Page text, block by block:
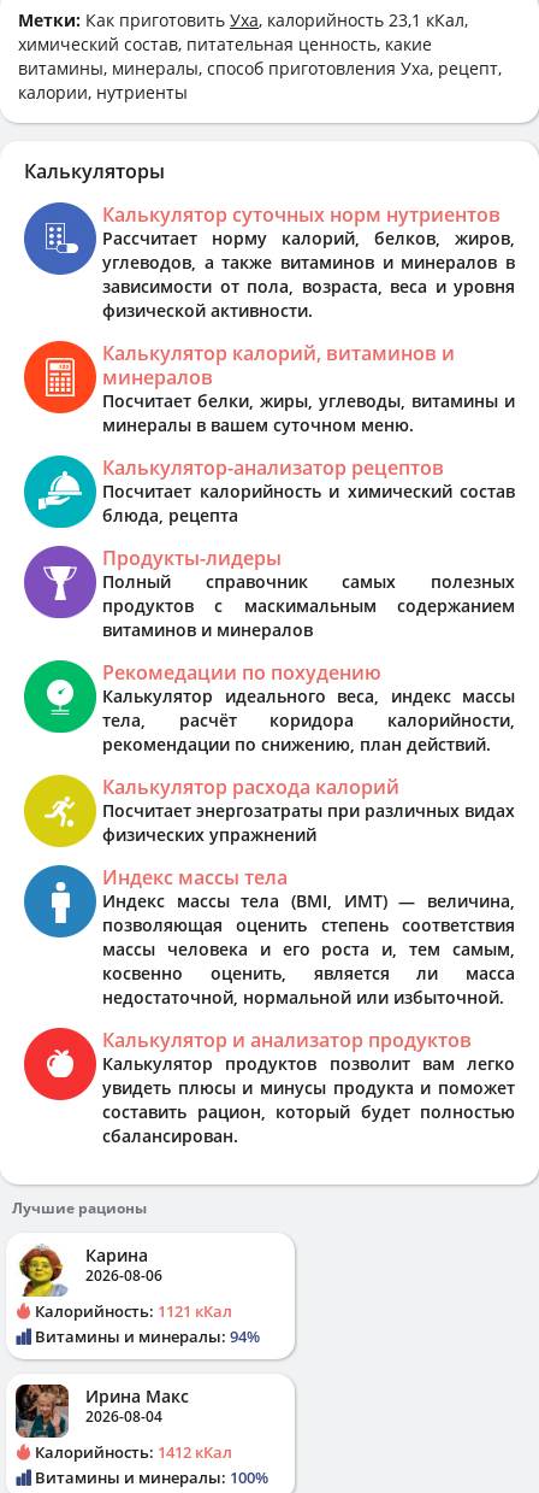
Метки: Как приготовить Уха, калорийность 23,1 кКал,
химический состав, питательная ценность, какие
витамины, минералы, способ приготовления Уха, рецепт,
калории, нутриенты
Калькуляторы
Калькулятор суточных норм нутриентов
Рассчитает норму калорий, белков, жиров,
углеводов, а также витаминов и минералов в
зависимости от пола, возраста, веса и уровня
физической активности.
Калькулятор калорий, витаминов и
минералов
Посчитает белки, жиры, углеводы, витамины и
минералы в вашем суточном меню.
Калькулятор-анализатор рецептов
Посчитает калорийность и химический состав
блюда, рецепта
Продукты-лидеры
Полный справочник самых полезных
продуктов с маскимальным содержанием
витаминов и минералов
Рекомедации по похудению
Калькулятор идеального веса, индекс массы
тела, расчёт коридора калорийности,
рекомендации по снижению, план действий.
Калькулятор расхода калорий
Посчитает энергозатраты при различных видах
физических упражнений
Индекс массы тела
Индекс массы тела (BMI, ИМТ) — величина,
позволяющая оценить степень соответствия
массы человека и его роста и, тем самым,
косвенно оценить, является ли масса
недостаточной, нормальной или избыточной.
Калькулятор и анализатор продуктов
Калькулятор продуктов позволит вам легко
увидеть плюсы и минусы продукта и поможет
составить рацион, который будет полностью
сбалансирован.
Лучшие рационы
Карина
2026-08-06
Калорийность: 1121 кКал
Витамины и минералы: 94%
Ирина Макс
2026-08-04
Калорийность: 1412 кКал
Витамины и минералы: 100%